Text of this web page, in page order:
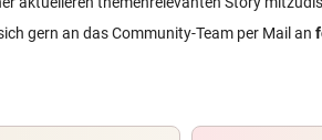
gern an das Community-Team per Mail an